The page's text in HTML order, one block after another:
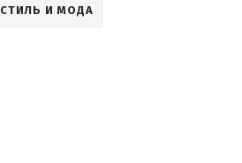
СТИЛЬ И МОДА